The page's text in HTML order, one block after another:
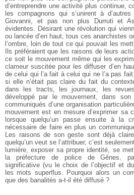
d’entreprendre une activité plus continue,
les compagnons qui s’unirent à
Giovanni, et pas non plus Durruti et
évidentes. Désirant une révolution qui
ou lancée d’en haut, tous ces anarchistes
l’ombre, loin de tout ce qui pouvait les
Ils préféraient que les raisons de leurs
ce soit le mouvement même qui les
clameur suscitée pour les diffuser d’en
de celui qui l’a fait à celui qui ne l’a pas
si elle n’était pas claire du fait du
dans les tracts, les journaux, les
développé par le mouvement, dans
communiqués d’une organisation
mouvement est en mesure d’exprimer sa
lorsque quelqu’un passe ensuite à la
nécessaire de faire en plus un
Les raisons de son geste sont déjà
quelqu’un veut se l’attribuer, c’est
lumière, exposer sa propre identité, se
la préfecture de police de Gênes,
significative (vu le choix de l’objectif et
les mots superflus. Pourquoi alors un
que des banalités a-­t­-il été diffusé ?